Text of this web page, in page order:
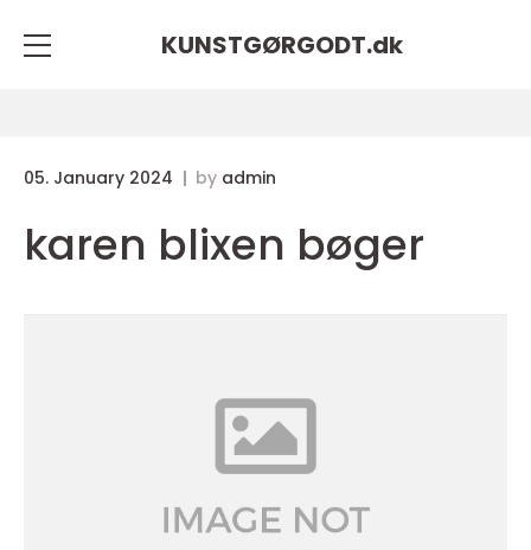
KUNSTGØRGODT.dk
05. January 2024 by admin
karen blixen bøger